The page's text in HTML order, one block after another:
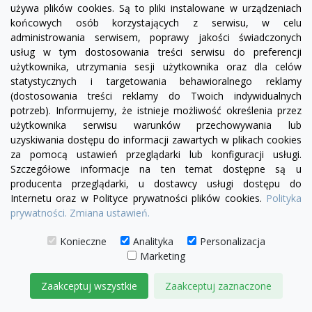
zielonyczerwony
czekoladowy
miętowy
błękitny
Sofa Chesterfield March 2 os.
używa plików cookies. Są to pliki instalowane w urządzeniach
końcowych osób korzystających z serwisu, w celu
administrowania serwisem, poprawy jakości świadczonych
usług w tym dostosowania treści serwisu do preferencji
użytkownika, utrzymania sesji użytkownika oraz dla celów
statystycznych i targetowania behawioralnego reklamy
(dostosowania treści reklamy do Twoich indywidualnych
potrzeb). Informujemy, że istnieje możliwość określenia przez
użytkownika serwisu warunków przechowywania lub
uzyskiwania dostępu do informacji zawartych w plikach cookies
za pomocą ustawień przeglądarki lub konfiguracji usługi.
Szczegółowe informacje na ten temat dostępne są u
producenta przeglądarki, u dostawcy usługi dostępu do
Internetu oraz w Polityce prywatności plików cookies. Polityka
prywatności. Zmiana ustawień.
Konieczne Analityka
Personalizacja
Marketing
Zaakceptuj wszystkie Zaakceptuj zaznaczone